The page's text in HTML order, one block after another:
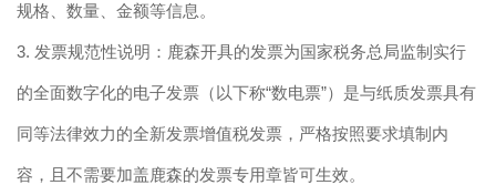
规格、数量、金额等信息。
3. 发票规范性说明：鹿森开具的发票为国家税务总局监制 实行
的全面数字化的电子发票（以下称“数电票”）是与纸质发票具有
同等法律效力的全新发票增值税发票，严格按照要求填制内
容，且 不需要加盖鹿森的发票专用章皆可生效。